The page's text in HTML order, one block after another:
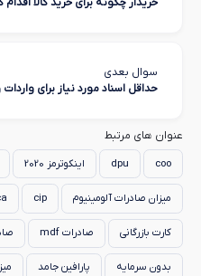
سوال بعدی
حداقل اسناد مورد نیاز برای
عنوان های مرتبط
coo
dpu اینکوترمز 2020
میزان صادرات آلومینیوم cip
کارت بازرگانی صادرات mdf
بدون سرمایه پارافین جامد